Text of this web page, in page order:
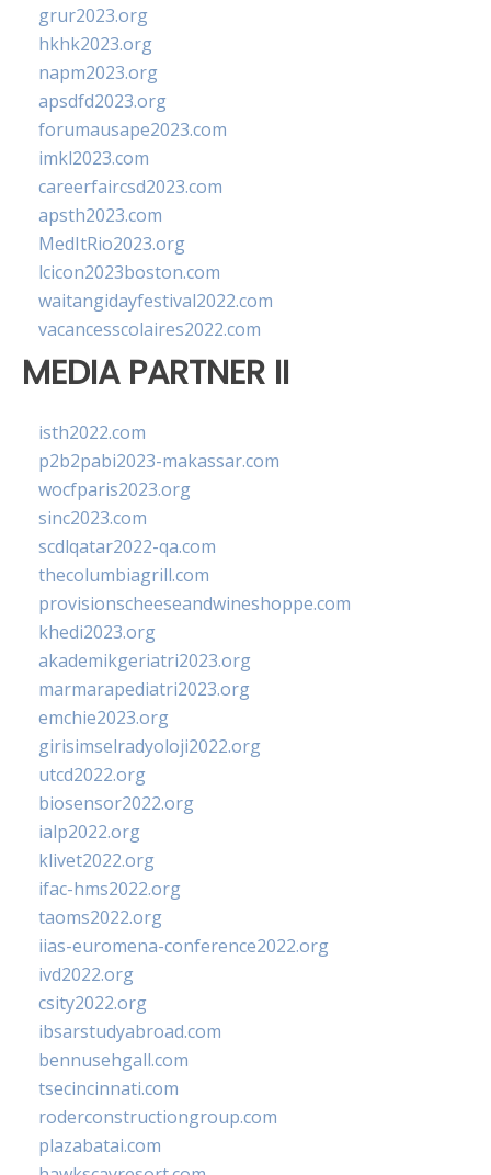
grur2023.org
hkhk2023.org
napm2023.org
apsdfd2023.org
forumausape2023.com
imkl2023.com
careerfaircsd2023.com
apsth2023.com
MedItRio2023.org
lcicon2023boston.com
waitangidayfestival2022.com
vacancesscolaires2022.com
MEDIA PARTNER II
isth2022.com
p2b2pabi2023-makassar.com
wocfparis2023.org
sinc2023.com
scdlqatar2022-qa.com
thecolumbiagrill.com
provisionscheeseandwineshoppe.com
khedi2023.org
akademikgeriatri2023.org
marmarapediatri2023.org
emchie2023.org
girisimselradyoloji2022.org
utcd2022.org
biosensor2022.org
ialp2022.org
klivet2022.org
ifac-hms2022.org
taoms2022.org
iias-euromena-conference2022.org
ivd2022.org
csity2022.org
ibsarstudyabroad.com
bennusehgall.com
tsecincinnati.com
roderconstructiongroup.com
plazabatai.com